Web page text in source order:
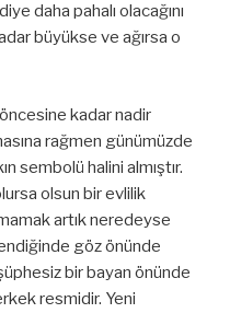
daha pahalı olacağını
büyükse ve ağırsa o
kadar nadir
rağmen günümüzde
sembolü halini almıştır.
olsun bir evlilik
artık neredeyse
göz önünde
bir bayan önünde
resmidir. Yeni